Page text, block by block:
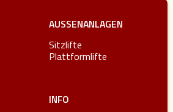
AUSSENANLAGEN
Sitzlifte
Plattformlifte
INFO